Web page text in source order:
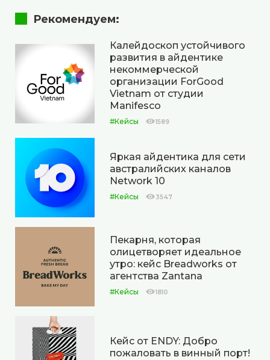
Рекомендуем:
Калейдоскоп устойчивого
развития в айдентике
некоммерческой
организации ForGood
Vietnam от студии
Manifesco
#Кейсы 1589
Яркая айдентика для сети
австралийских каналов
Network 10
#Кейсы 3547
Пекарня, которая
олицетворяет идеальное
утро: кейс Breadworks от
агентства Zantana
#Кейсы 1810
Кейс от ENDY: Добро
пожаловать в винный порт!